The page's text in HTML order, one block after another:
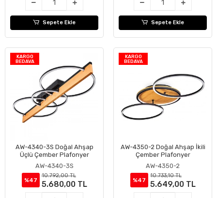
Sepete Ekle Sepete Ekle
KARGO
BEDAVA
Sepete Ekle
AW-4340-3S Doğal Ahşap
Üçlü Çember Plafonyer
AW-4340-3S
%47
10.792,00 TL
5.680,00 TL
KARGO
BEDAVA
Sepete Ekle
AW-4350-2 Doğal Ahşap İkili
Çember Plafonyer
AW-4350-2
%47
10.733,10 TL
5.649,00 TL